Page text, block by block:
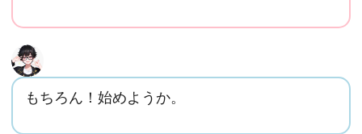
もちろん！始めようか。